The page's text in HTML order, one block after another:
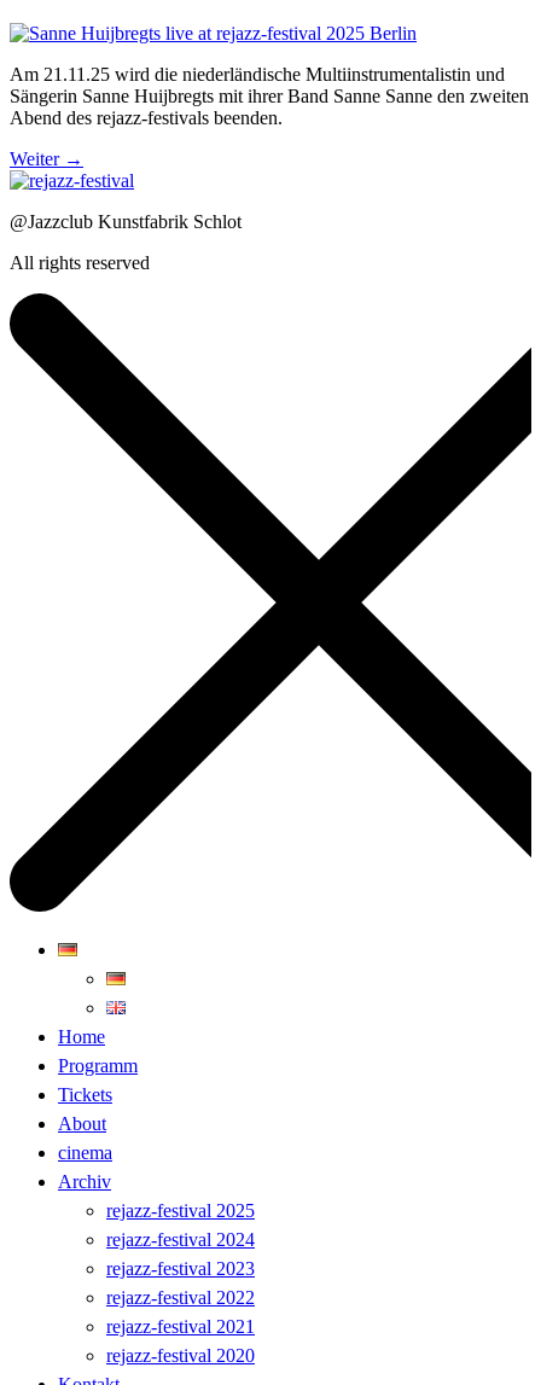
Am 21.11.25 wird die niederländische Multiinstrumentalistin und
Sängerin Sanne Huijbregts mit ihrer Band Sanne Sanne den zweiten
Abend des rejazz-festivals beenden.
Weiter →
@Jazzclub Kunstfabrik Schlot
All rights reserved
Home
Programm
Tickets
About
cinema
Archiv
rejazz-festival 2025
rejazz-festival 2024
rejazz-festival 2023
rejazz-festival 2022
rejazz-festival 2021
rejazz-festival 2020